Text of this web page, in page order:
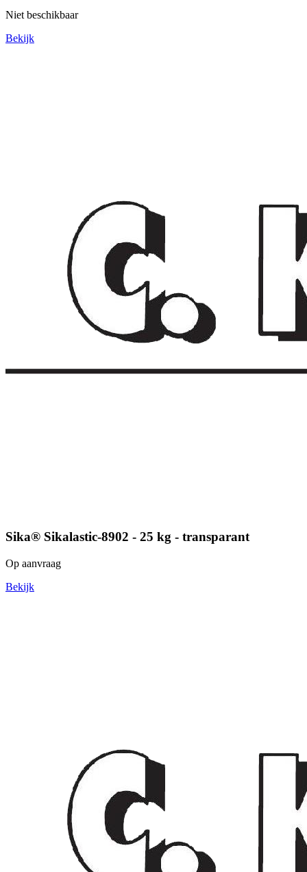
Niet beschikbaar
Bekijk
Sika® Sikalastic-8902 - 25 kg - transparant
Op aanvraag
Bekijk